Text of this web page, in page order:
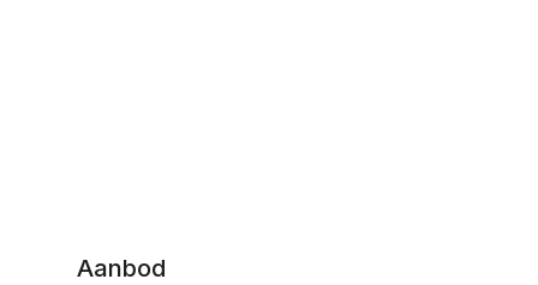
Aanbod